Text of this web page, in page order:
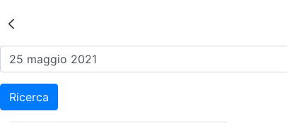
Risultati della Ricerca -
Ricerca